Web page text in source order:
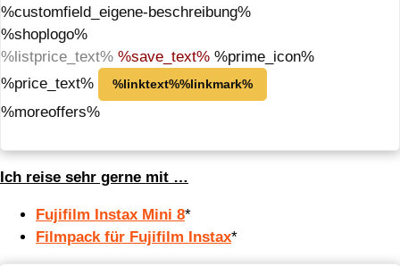
%customfield_eigene-beschreibung%
%shoplogo%
%listprice_text% %save_text% %prime_icon%
%price_text%
%linktext%%linkmark%
%moreoffers%
Ich reise sehr gerne mit …
Fujifilm Instax Mini 8*
Filmpack für Fujifilm Instax*